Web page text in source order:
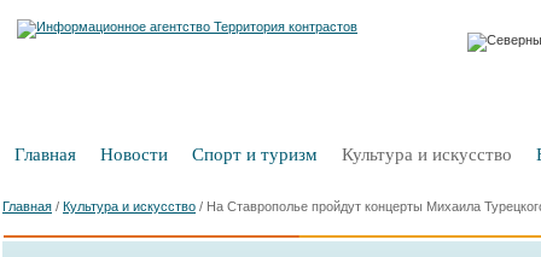
Главная Новости Спорт и туризм Культура и искусство
Главная / Культура и искусство / На Ставрополье пройдут концерты Михаила